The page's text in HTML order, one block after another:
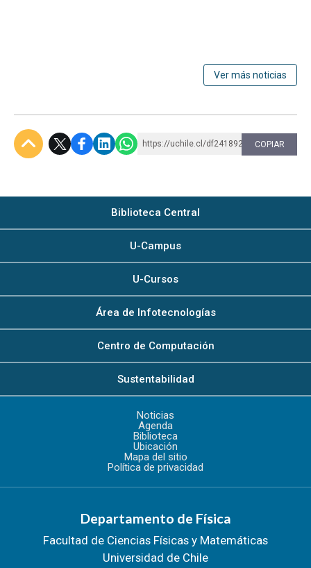
Ver más noticias
https://uchile.cl/df241892 COPIAR
Biblioteca Central
U-Campus
U-Cursos
Área de Infotecnologías
Centro de Computación
Sustentabilidad
Noticias
Agenda
Biblioteca
Ubicación
Mapa del sitio
Política de privacidad
Departamento de Física
Facultad de Ciencias Físicas y Matemáticas
Universidad de Chile